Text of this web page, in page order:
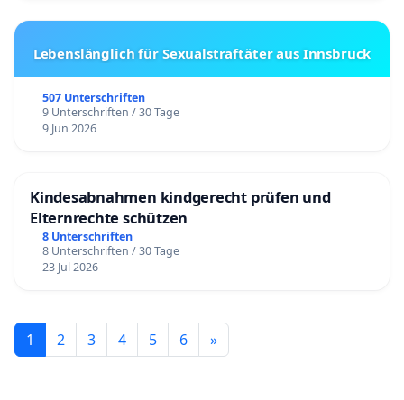
Lebenslänglich für Sexualstraftäter aus Innsbruck
507 Unterschriften
9 Unterschriften / 30 Tage
9 Jun 2026
Kindesabnahmen kindgerecht prüfen und
Elternrechte schützen
8 Unterschriften
8 Unterschriften / 30 Tage
23 Jul 2026
1 2 3 4 5 6 »